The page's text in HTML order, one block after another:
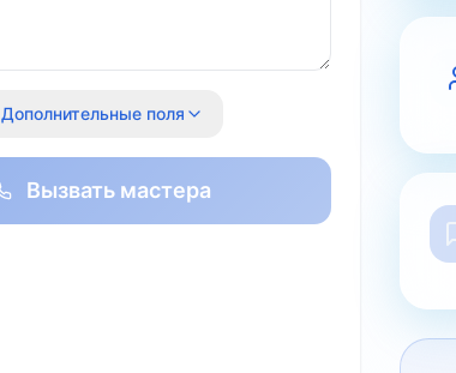
Дополнительные поля
Вызвать мастера